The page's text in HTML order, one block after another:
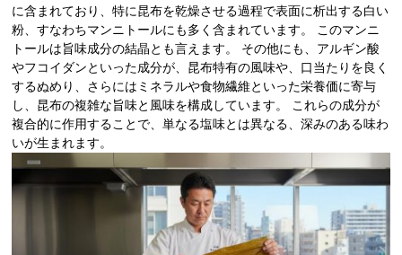
に含まれており、特に昆布を乾燥させる過程で表面に析出する白い
粉、すなわちマンニトールにも多く含まれています。 このマンニ
トールは旨味成分の結晶とも言えます。 その他にも、アルギン酸
やフコイダンといった成分が、昆布特有の風味や、口当たりを良く
するぬめり、さらにはミネラルや食物繊維といった栄養価に寄与
し、昆布の複雑な旨味と風味を構成しています。 これらの成分が
複合的に作用することで、単なる塩味とは異なる、深みのある味わ
いが生まれます。